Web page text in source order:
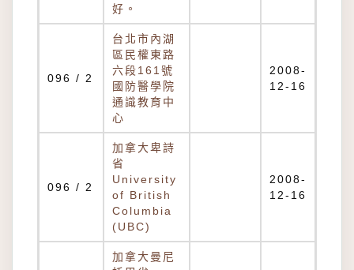
好。
096 / 2
台北市內湖
區民權東路
六段161號
國防醫學院
通識教育中
心
2008-
12-16
096 / 2
加拿大卑詩
省
University
of British
Columbia
(UBC)
2008-
12-16
加拿大曼尼